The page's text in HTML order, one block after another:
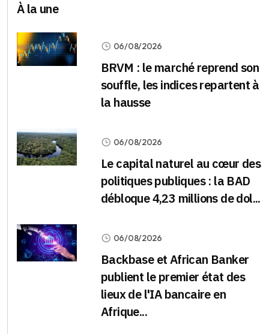
À la une
06/08/2026
BRVM : le marché reprend son
souffle, les indices repartent à
la hausse
06/08/2026
Le capital naturel au cœur des
politiques publiques : la BAD
débloque 4,23 millions de dol...
06/08/2026
Backbase et African Banker
publient le premier état des
lieux de l'IA bancaire en
Afrique...